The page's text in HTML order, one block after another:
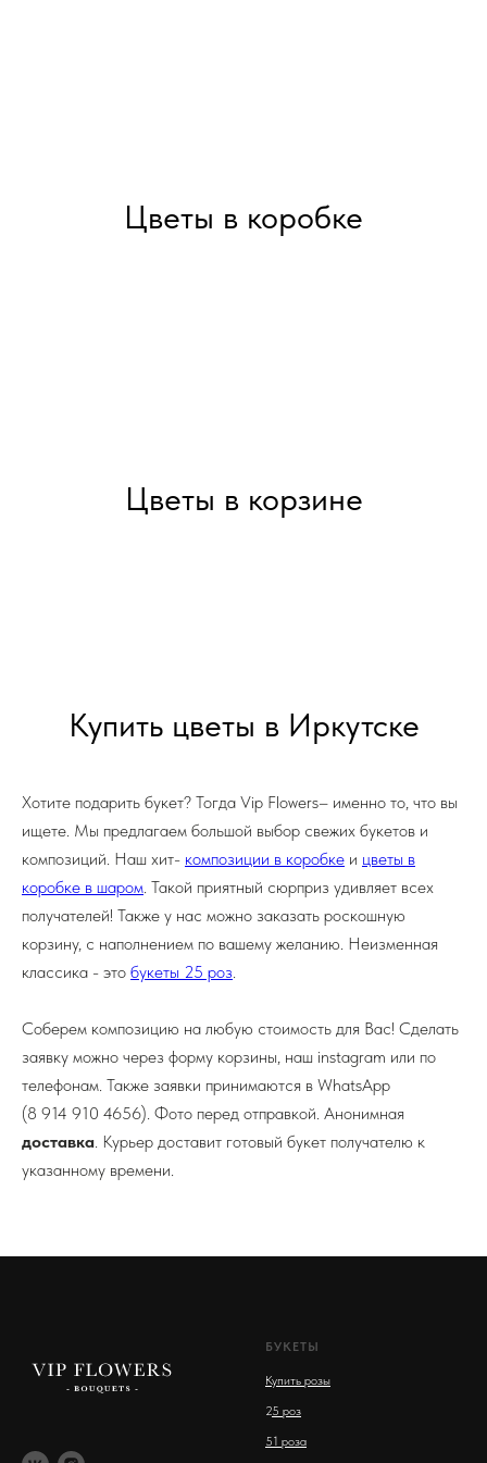
Цветы в коробке
Цветы в корзине
Купить цветы в Иркутске
Хотите подарить букет? Тогда Vip Flowers– именно то, что вы
ищете. Мы предлагаем большой выбор свежих букетов и
композиций. Наш хит- композиции в коробке и цветы в
коробке в шаром. Такой приятный сюрприз удивляет всех
получателей! Также у нас можно заказать роскошную
корзину, с наполнением по вашему желанию. Неизменная
классика - это букеты 25 роз.
Соберем композицию на любую стоимость для Вас! Сделать
заявку можно через форму корзины, наш instagram или по
телефонам. Также заявки принимаются в WhatsApp
(8 914 910 4656). Фото перед отправкой. Анонимная
доставка. Курьер доставит готовый букет получателю к
указанному времени.
БУКЕТЫ
Купить розы
25 роз
51 роза